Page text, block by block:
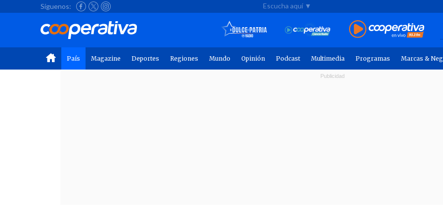
Síguenos: Escucha aquí ▼
País Magazine Deportes Regiones Mundo Opinión Podcast Multimedia Programas Marcas &